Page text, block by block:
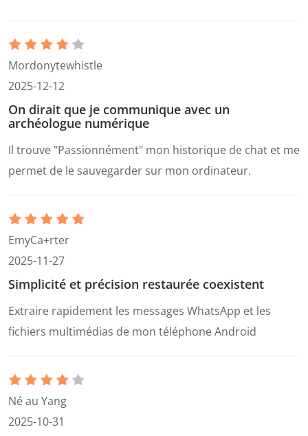
Mordonytewhistle
2025-12-12
On dirait que je communique avec un
archéologue numérique
Il trouve "Passionnément" mon historique de chat et me
permet de le sauvegarder sur mon ordinateur.
EmyCa+rter
2025-11-27
Simplicité et précision restaurée coexistent
Extraire rapidement les messages WhatsApp et les
fichiers multimédias de mon téléphone Android
Né au Yang
2025-10-31